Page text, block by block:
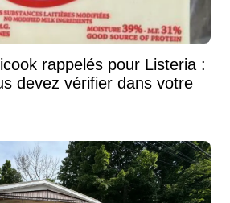
rappelés pour Listeria :
devez vérifier dans votre